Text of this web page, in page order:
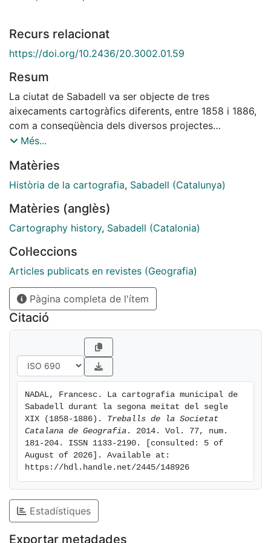
Recurs relacionat
https://doi.org/10.2436/20.3002.01.59
Resum
La ciutat de Sabadell va ser objecte de tres
aixecaments cartogràfics diferents, entre 1858 i 1886,
com a conseqüència dels diversos projectes
urbanístics elaborats pel seu ajuntament per tal de
durant la segona meitat del segle xix. El primer
d'aquests aixecaments va ser realitzat, el 1858, per
a terme, entre 1862 i 1865, pels mestres d'obres
Gabriel Batllevell i Josep Antoni Obradors. I el tercer
Miquel Pascual. Amb la seva realització l'Ajuntament
de Sabadell va aconseguir dotar-se d'una excel·lent
informació cartogràfica de la seva ciutat, similar a la
que posseïen d'altres municipis catalans de l'època
com Barcelona, Badalona o Gràcia.
Més...
Matèries
Història de la cartografia, Sabadell (Catalunya)
Matèries (anglès)
Cartography history, Sabadell (Catalonia)
Col·leccions
Articles publicats en revistes (Geografia)
Pàgina completa de l'ítem
Citació
NADAL, Francesc. La cartografia municipal de
Sabadell durant la segona meitat del segle
XIX (1858-1886). Treballs de la Societat
Catalana de Geografia . 2014. Vol. 77, num.
181-204. ISSN 1133-2190. [consulted: 5 of
August of 2026]. Available at:
https://hdl.handle.net/2445/148926
Estadístiques
Exportar metadades